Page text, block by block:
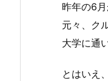
昨年の6
元々、ク
大学に通
とはいえ